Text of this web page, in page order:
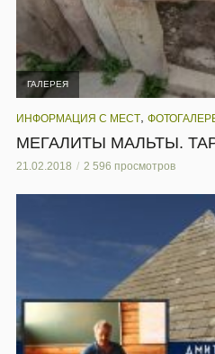
ГАЛЕРЕЯ
ИНФОРМАЦИЯ С МЕСТ,
МЕГАЛИТЫ МАЛЬТЫ.
21.02.2018 2 596 просмотров